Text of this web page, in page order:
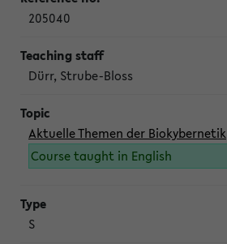
205040
Dürr, Strube-Bloss
Aktuelle Themen der Biokybernetik
Course taught in English
S